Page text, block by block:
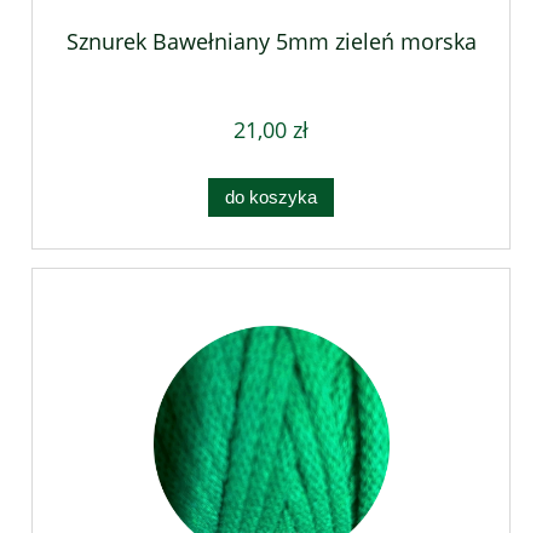
Sznurek Bawełniany 5mm zieleń morska
21,00 zł
do koszyka